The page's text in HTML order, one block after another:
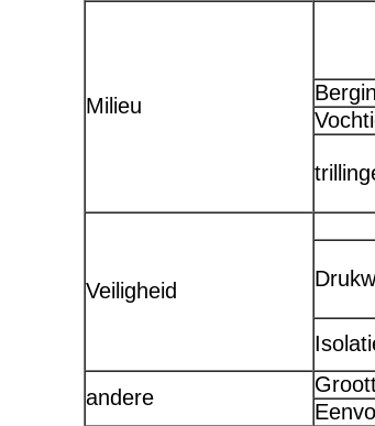
Milieu
Veiligheid
andere